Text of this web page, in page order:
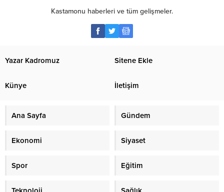
Kastamonu haberleri ve tüm gelişmeler.
Yazar Kadromuz Sitene Ekle
Künye İletişim
Ana Sayfa Gündem
Ekonomi Siyaset
Spor Eğitim